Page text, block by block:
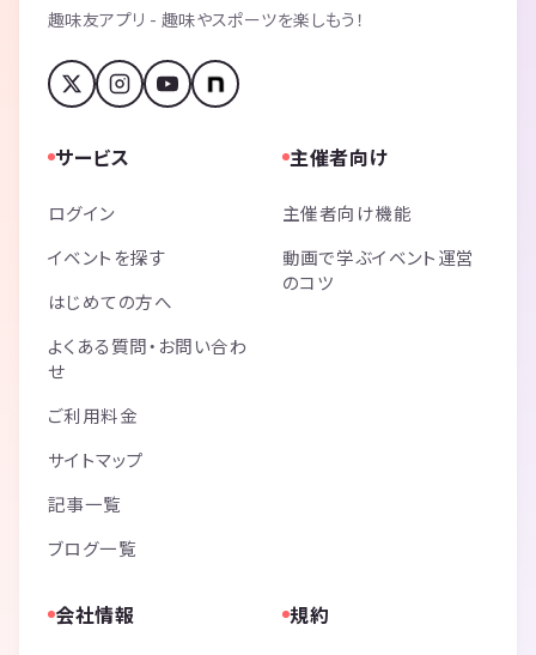
趣味友アプリ - 趣味やスポーツを楽しもう！
サービス
ログイン
イベントを探す
はじめての方へ
よくある質問・お問い合わ
せ
ご利用料金
サイトマップ
記事一覧
ブログ一覧
主催者向け
主催者向け機能
動画で学ぶイベント運営
のコツ
会社情報 規約